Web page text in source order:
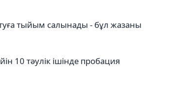
тыйым салынады - бұл жазаны
10 тәулік ішінде пробация